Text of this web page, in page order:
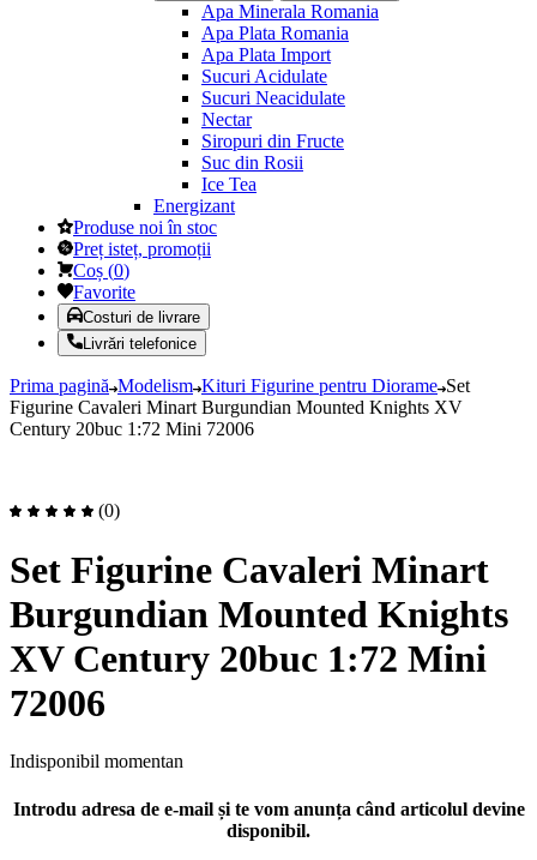
Apa Minerala Romania
Apa Plata Romania
Apa Plata Import
Sucuri Acidulate
Sucuri Neacidulate
Nectar
Siropuri din Fructe
Suc din Rosii
Ice Tea
Energizant
Produse noi în stoc
Preț isteț, promoții
Coș (0)
Favorite
Costuri de livrare
Livrări telefonice
Prima pagină Modelism Kituri Figurine pentru Diorame Set
Figurine Cavaleri Minart Burgundian Mounted Knights XV
Century 20buc 1:72 Mini 72006
(0)
Set Figurine Cavaleri Minart
Burgundian Mounted Knights
XV Century 20buc 1:72 Mini
72006
Indisponibil momentan
Introdu adresa de e-mail și te vom anunța când articolul devine
disponibil.